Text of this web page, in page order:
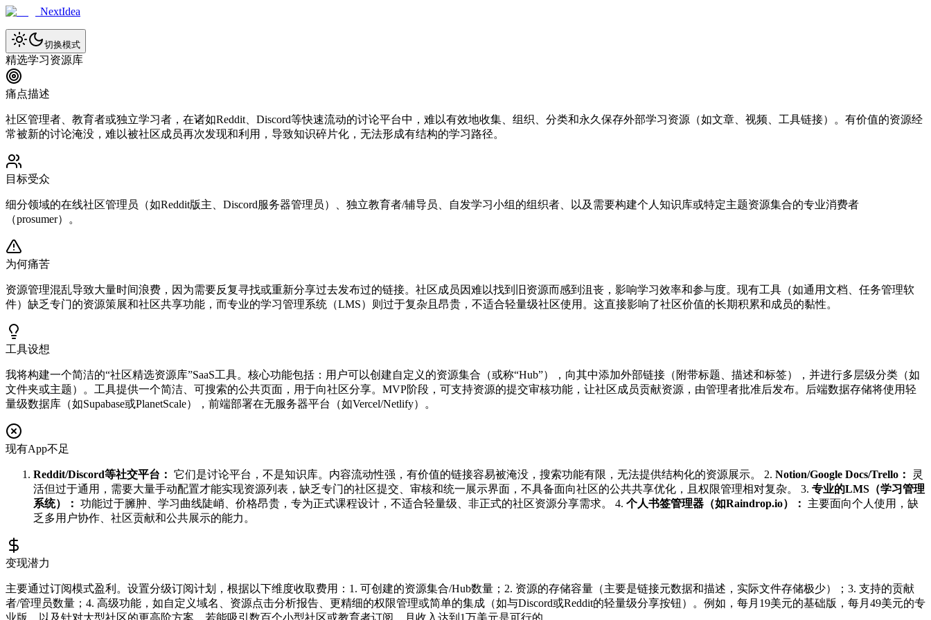
NextIdea
切换模式
精选学习资源库
痛点描述
社区管理者、教育者或独立学习者，在诸如Reddit、Discord等快速流动的讨论平台中，难以有效地收集、组织、分类和永久保存外部学习资源（如文章、视频、工具链接）。有价值的资源经
常被新的讨论淹没，难以被社区成员再次发现和利用，导致知识碎片化，无法形成有结构的学习路径。
目标受众
细分领域的在线社区管理员（如Reddit版主、Discord服务器管理员）、独立教育者/辅导员、自发学习小组的组织者、以及需要构建个人知识库或特定主题资源集合的专业消费者
（prosumer）。
为何痛苦
资源管理混乱导致大量时间浪费，因为需要反复寻找或重新分享过去发布过的链接。社区成员因难以找到旧资源而感到沮丧，影响学习效率和参与度。现有工具（如通用文档、任务管理软
件）缺乏专门的资源策展和社区共享功能，而专业的学习管理系统（LMS）则过于复杂且昂贵，不适合轻量级社区使用。这直接影响了社区价值的长期积累和成员的黏性。
工具设想
我将构建一个简洁的“社区精选资源库”SaaS工具。核心功能包括：用户可以创建自定义的资源集合（或称“Hub”），向其中添加外部链接（附带标题、描述和标签），并进行多层级分类（如
文件夹或主题）。工具提供一个简洁、可搜索的公共页面，用于向社区分享。MVP阶段，可支持资源的提交审核功能，让社区成员贡献资源，由管理者批准后发布。后端数据存储将使用轻
量级数据库（如Supabase或PlanetScale），前端部署在无服务器平台（如Vercel/Netlify）。
现有App不足
Reddit/Discord等社交平台： 它们是讨论平台，不是知识库。内容流动性强，有价值的链接容易被淹没，搜索功能有限，无法提供结构化的资源展示。 2. Notion/Google Docs/Trello：
灵
活但过于通用，需要大量手动配置才能实现资源列表，缺乏专门的社区提交、审核和统一展示界面，不具备面向社区的公共共享优化，且权限管理相对复杂。 3. 专业的LMS（学习管理
系统）： 功能过于臃肿、学习曲线陡峭、价格昂贵，专为正式课程设计，不适合轻量级、非正式的社区资源分享需求。 4. 个人书签管理器（如Raindrop.io）：
主要面向个人使用，缺
乏多用户协作、社区贡献和公共展示的能力。
变现潜力
主要通过订阅模式盈利。设置分级订阅计划，根据以下维度收取费用：1. 可创建的资源集合/Hub数量；2. 资源的存储容量（主要是链接元数据和描述，实际文件存储极少）；3. 支持的贡献
者/管理员数量；4. 高级功能，如自定义域名、资源点击分析报告、更精细的权限管理或简单的集成（如与Discord或Reddit的轻量级分享按钮）。例如，每月19美元的基础版，每月49美元的专
业版，以及针对大型社区的更高阶方案。若能吸引数百个小型社区或教育者订阅，月收入达到1万美元是可行的。